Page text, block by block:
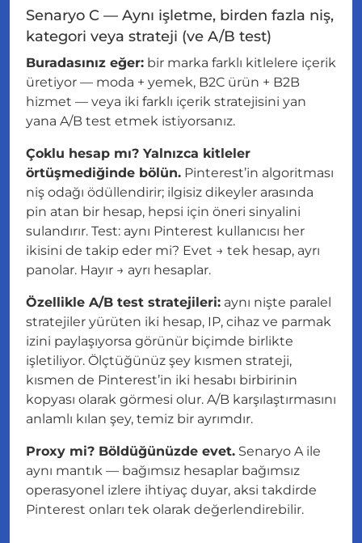
Senaryo C — Aynı işletme, birden fazla niş,
kategori veya strateji (ve A/B test)
Buradasınız eğer: bir marka farklı kitlelere içerik
üretiyor — moda + yemek, B2C ürün + B2B
hizmet — veya iki farklı içerik stratejisini yan
yana A/B test etmek istiyorsanız.
Çoklu hesap mı? Yalnızca kitleler
örtüşmediğinde bölün. Pinterest’in algoritması
niş odağı ödüllendirir; ilgisiz dikeyler arasında
pin atan bir hesap, hepsi için öneri sinyalini
sulandırır. Test: aynı Pinterest kullanıcısı her
ikisini de takip eder mi? Evet → tek hesap, ayrı
panolar. Hayır → ayrı hesaplar.
Özellikle A/B test stratejileri: aynı nişte paralel
stratejiler yürüten iki hesap, IP, cihaz ve parmak
izini paylaşıyorsa görünür biçimde birlikte
işletiliyor. Ölçtüğünüz şey kısmen strateji,
kısmen de Pinterest’in iki hesabı birbirinin
kopyası olarak görmesi olur. A/B karşılaştırmasını
anlamlı kılan şey, temiz bir ayrımdır.
Proxy mi? Böldüğünüzde evet. Senaryo A ile
aynı mantık — bağımsız hesaplar bağımsız
operasyonel izlere ihtiyaç duyar, aksi takdirde
Pinterest onları tek olarak değerlendirebilir.